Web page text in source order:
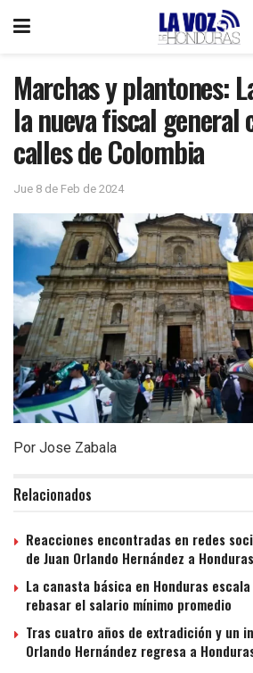
Marchas y plantones:
la nueva fiscal general
calles de Colombia
Jue 8 de Feb de 2024
Por Jose Zabala
Relacionados
Reacciones encontradas en redes
de Juan Orlando Hernández a Honduras
La canasta básica en Honduras escala
rebasar el salario mínimo promedio
Tras cuatro años de extradición y un
Orlando Hernández regresa a